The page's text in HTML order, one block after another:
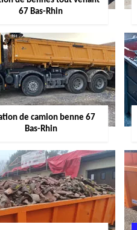
67 Bas-Rhin
de camion benne 67
Bas-Rhin